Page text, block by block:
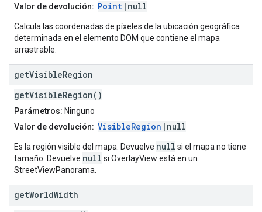
Valor de devolución: Point |null
Calcula las coordenadas de píxeles de la ubicación geográfica
determinada en el elemento DOM que contiene el mapa
arrastrable.
getVisibleRegion
getVisibleRegion()
Parámetros: Ninguno
Valor de devolución: VisibleRegion |null
Es la región visible del mapa. Devuelve null si el mapa no tiene
tamaño. Devuelve null si OverlayView está en un
StreetViewPanorama.
getWorldWidth